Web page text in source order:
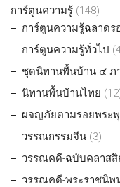
การ์ตูนความรู้ (148)
การ์ตูนความรู้ฉลาดร
การ์ตูนความรู้ทั่วไป
ชุดนิทานพื้นบ้าน ๔ ภ
นิทานพื้นบ้านไทย
ผจญภัยตามรอยพระพุ
วรรณกรรมจีน (3)
วรรณคดี-ฉบับคลาสสิ
วรรณคดี-พระราชนิพ